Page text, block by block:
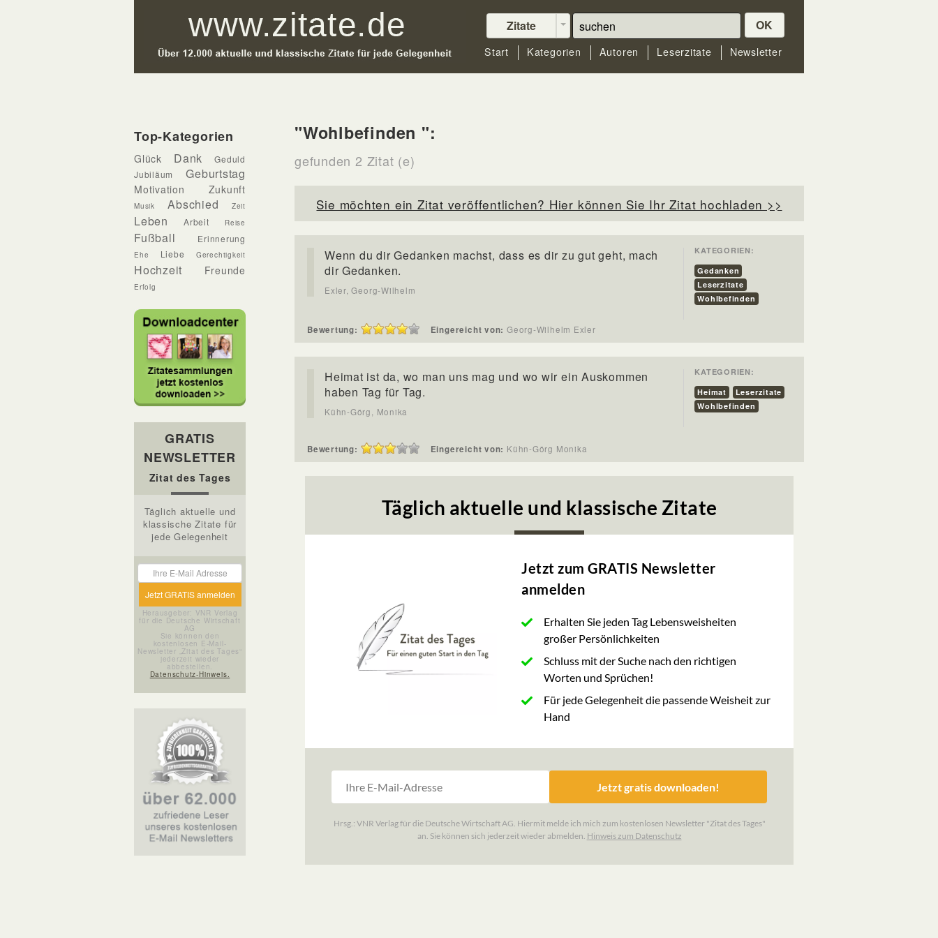
Zitate OK
Start Kategorien Autoren Leserzitate Newsletter
Top-Kategorien
Glück Dank
Geduld
Jubiläum
Geburtstag
Motivation Zukunft
Musik Abschied Zeit
Leben Arbeit Reise
Fußball Erinnerung
Ehe Liebe Gerechtigkeit
Hochzeit Freunde
Erfolg
GRATIS
NEWSLETTER
Zitat des Tages
Täglich aktuelle und
klassische Zitate für
jede Gelegenheit
Herausgeber: VNR Verlag
für die Deutsche Wirtschaft
AG
Sie können den
kostenlosen E-Mail-
Newsletter „Zitat des Tages“
jederzeit wieder
abbestellen.
Datenschutz-Hinweis.
"Wohlbefinden ":
gefunden 2 Zitat (e)
Sie möchten ein Zitat veröffentlichen? Hier können Sie Ihr Zitat hochladen >>
Wenn du dir Gedanken machst, dass es dir zu gut geht, mach
dir Gedanken.
Exler, Georg-Wilhelm
KATEGORIEN:
Gedanken
Leserzitate
Wohlbefinden
Bewertung: Eingereicht von: Georg-Wilhelm Exler
Heimat ist da, wo man uns mag und wo wir ein Auskommen
haben Tag für Tag.
Kühn-Görg, Monika
KATEGORIEN:
Heimat
Leserzitate
Wohlbefinden
Bewertung: Eingereicht von: Kühn-Görg Monika